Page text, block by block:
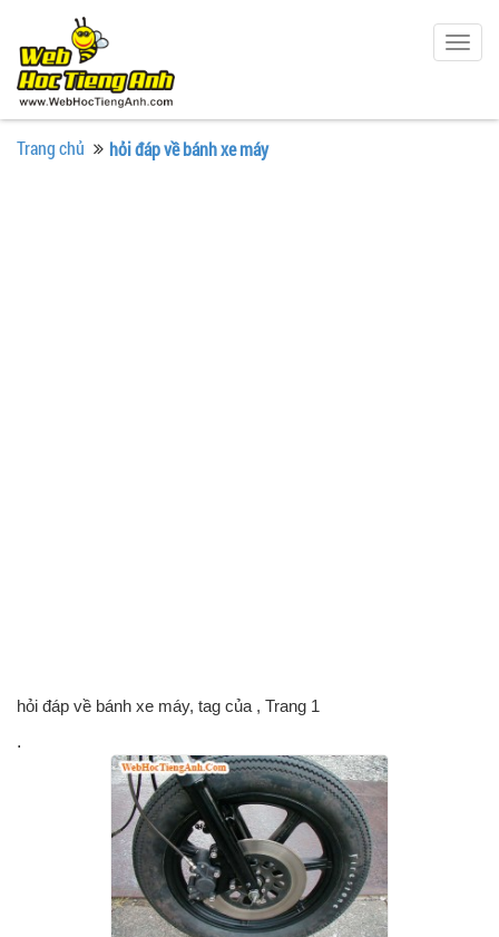
Trang chủ hỏi đáp về bánh xe máy
hỏi đáp về bánh xe máy, tag của , Trang 1
.